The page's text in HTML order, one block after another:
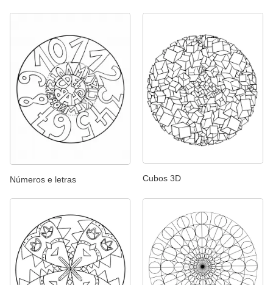
Números e letras Cubos 3D